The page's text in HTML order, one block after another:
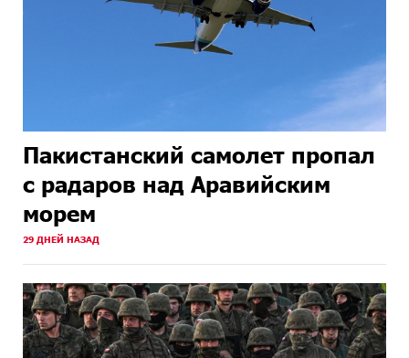
Пакистанский самолет пропал
с радаров над Аравийским
морем
29 ДНЕЙ НАЗАД